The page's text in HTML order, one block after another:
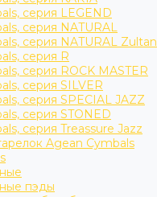
серия LEGEND
серия NATURAL
серия NATURAL Zultan
серия R
серия ROCK MASTER
серия SILVER
серия SPECIAL JAZZ
серия STONED
серия Treassure Jazz
Agean Cymbals
пэды